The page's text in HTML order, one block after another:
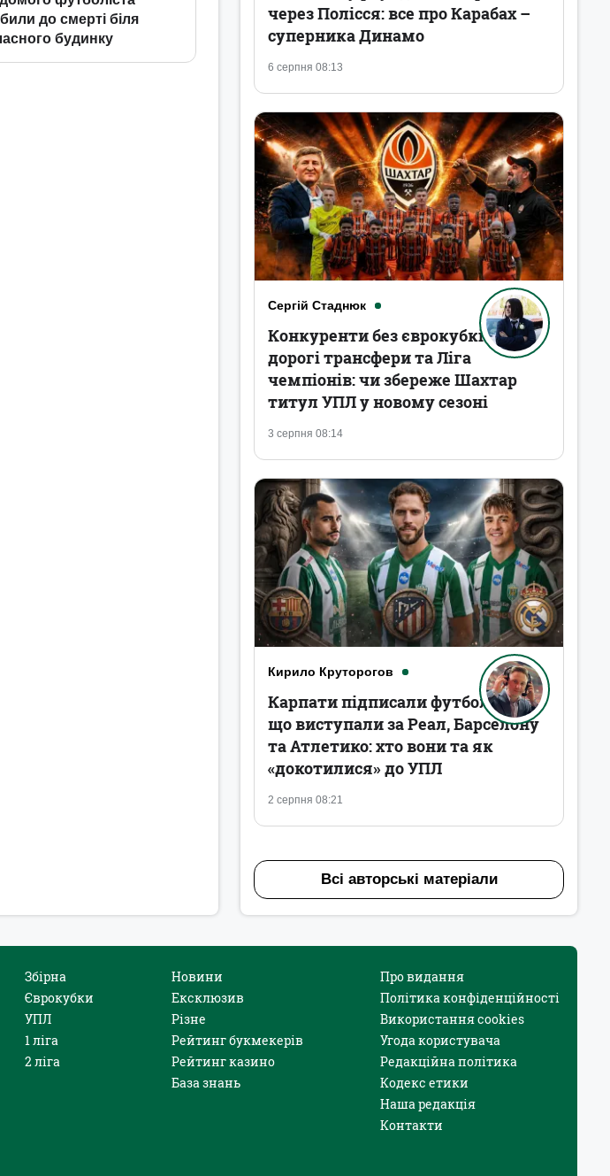
6 серпня 08:13
через Полісся: все про Карабах –
суперника Динамо
Сергій Стаднюк
3 серпня 08:14
Конкуренти без єврокубків,
дорогі трансфери та Ліга
чемпіонів: чи збереже Шахтар
титул УПЛ у новому сезоні
Кирило Круторогов
2 серпня 08:21
Карпати підписали футболістів,
що виступали за Реал, Барселону
та Атлетико: хто вони та як
«докотилися» до УПЛ
Всі авторські матеріали
Збірна
Єврокубки
УПЛ
1 ліга
2 ліга
Новини
Ексклюзив
Різне
Рейтинг букмекерів
Рейтинг казино
База знань
Про видання
Політика конфіденційності
Використання cookies
Угода користувача
Редакційна політика
Кодекс етики
Наша редакція
Контакти